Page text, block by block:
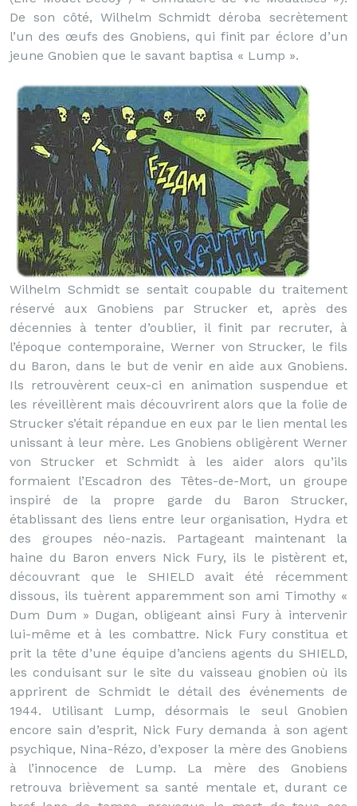
De son côté, Wilhelm Schmidt déroba secrètement
l’un des œufs des Gnobiens, qui finit par éclore d’un
jeune Gnobien que le savant baptisa « Lump ».
Wilhelm Schmidt se sentait coupable du traitement
réservé aux Gnobiens par Strucker et, après des
décennies à tenter d’oublier, il finit par recruter, à
l’époque contemporaine, Werner von Strucker, le fils
du Baron, dans le but de venir en aide aux Gnobiens.
Ils retrouvèrent ceux-ci en animation suspendue et
les réveillèrent mais découvrirent alors que la folie de
Strucker s’était répandue en eux par le lien mental les
unissant à leur mère. Les Gnobiens obligèrent Werner
von Strucker et Schmidt à les aider alors qu’ils
formaient l’Escadron des Têtes-de-Mort, un groupe
inspiré de la propre garde du Baron Strucker,
établissant des liens entre leur organisation, Hydra et
des groupes néo-nazis. Partageant maintenant la
haine du Baron envers Nick Fury, ils le pistèrent et,
découvrant que le SHIELD avait été récemment
dissous, ils tuèrent apparemment son ami Timothy «
Dum Dum » Dugan, obligeant ainsi Fury à intervenir
lui-même et à les combattre. Nick Fury constitua et
prit la tête d’une équipe d’anciens agents du SHIELD,
les conduisant sur le site du vaisseau gnobien où ils
apprirent de Schmidt le détail des événements de
1944. Utilisant Lump, désormais le seul Gnobien
encore sain d’esprit, Nick Fury demanda à son agent
psychique, Nina-Rézo, d’exposer la mère des Gnobiens
à l’innocence de Lump. La mère des Gnobiens
retrouva brièvement sa santé mentale et, durant ce